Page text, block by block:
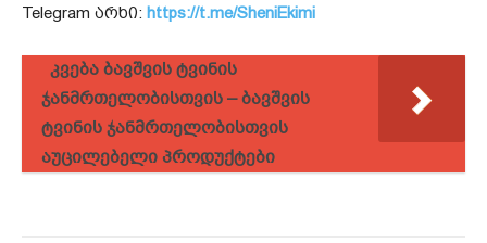
Telegram არხი: https://t.me/SheniEkimi
კვება ბავშვის ტვინის
ჯანმრთელობისთვის – ბავშვის
ტვინის ჯანმრთელობისთვის
აუცილებელი პროდუქტები